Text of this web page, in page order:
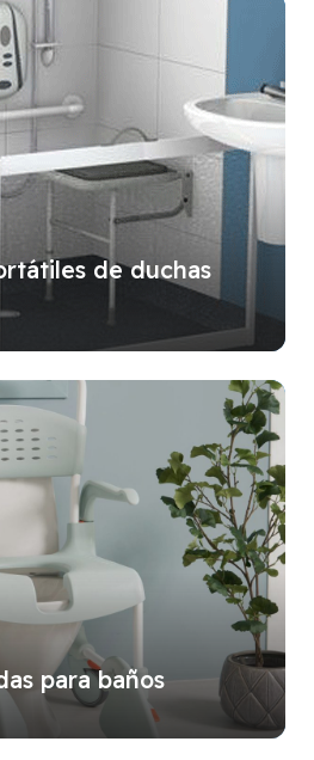
de duchas
para baños